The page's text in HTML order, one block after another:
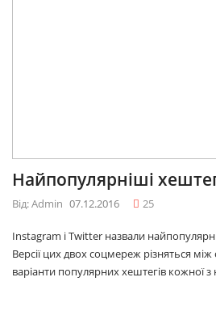
Найпопулярніші
Від: Admin 07.12.2016 25
Instagram і Twitter назвали
Версії цих двох соцмереж різняться
варіанти популярних хештегів кожної з